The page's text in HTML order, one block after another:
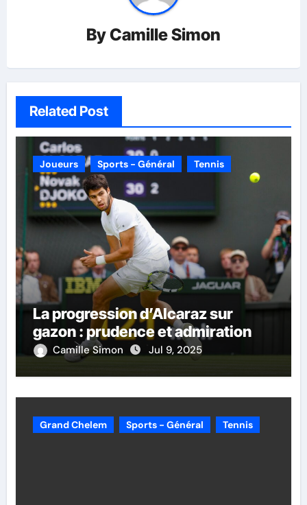
ByCamille Simon
Related Post
Joueurs Sports - Général Tennis
La progression d’Alcaraz sur
gazon : prudence et admiration
Camille Simon Jul 9, 2025
Grand Chelem Sports - Général Tennis